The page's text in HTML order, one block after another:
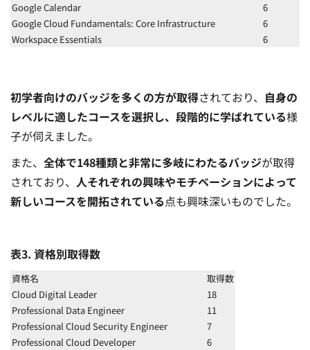
Google Calendar
6
Google Cloud Fundamentals: Core Infrastructure
6
Workspace Essentials
6
初学者向けのバッジを多くの方が取得されており、 自身の
レベルに適したコースを選択し、段階的に学ばれている様
子が伺えました。
また、 全体で148種類と非常に多岐にわたるバッジが取得
されており、 人それぞれの興味やモチベーションによって
新しいコースを開拓されている点も興味深いものでした。
表3. 資格別取得数
資格名
取得数
Cloud Digital Leader
18
Professional Data Engineer
11
Professional Cloud Security Engineer
7
Professional Cloud Developer
6